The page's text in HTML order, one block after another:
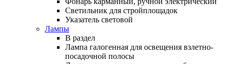
Светильник для стройплощадок
Указатель световой
Лампы
В раздел
Лампа галогенная для освещения взлетно-
посадочной полосы